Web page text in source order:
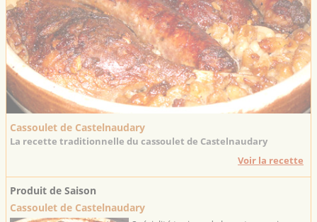
Cassoulet de Castelnaudary
La recette traditionnelle du cassoulet de Castelnaudary
Voir la recette
Produit de Saison
Cassoulet de Castelnaudary